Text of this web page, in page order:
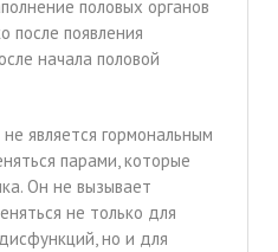
половых органов
после появления
начала половой
является гормональным
парами, которые
Он не вызывает
не только для
но и для